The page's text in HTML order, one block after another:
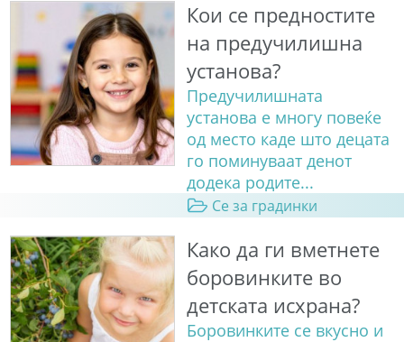
Кои се предностите
на предучилишна
установа?
Предучилишната
установа е многу повеќе
од место каде што децата
го поминуваат денот
додека родите...
Се за градинки
Како да ги вметнете
боровинките во
детската исхрана?
Боровинките се вкусно и